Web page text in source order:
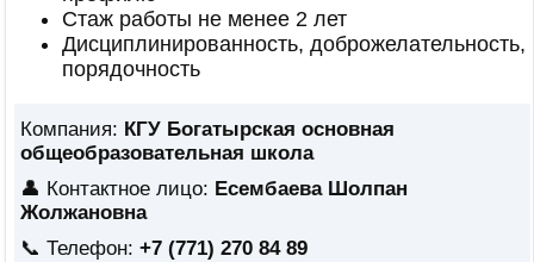
Стаж работы не менее 2 лет
Дисциплинированность, доброжелательность,
порядочность
Компания: КГУ Богатырская основная
общеобразовательная школа
👤 Контактное лицо: Есембаева Шолпан
Жолжановна
📞 Телефон: +7 (771) 270 84 89